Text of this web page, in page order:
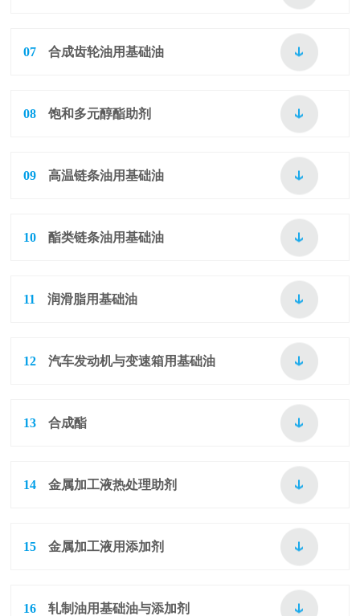
07 合成齿轮油用基础油
08 饱和多元醇酯助剂
09 高温链条油用基础油
10 酯类链条油用基础油
11 润滑脂用基础油
12 汽车发动机与变速箱用基础油
13 合成酯
14 金属加工液热处理助剂
15 金属加工液用添加剂
16 轧制油用基础油与添加剂